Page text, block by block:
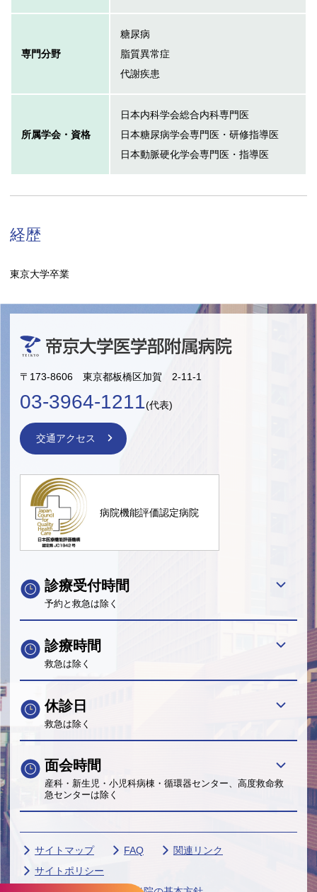
専門分野
糖尿病
脂質異常症
代謝疾患
所属学会・資格
日本内科学会総合内科専門医
日本糖尿病学会専門医・研修指導医
日本動脈硬化学会専門医・指導医
経歴
東京大学卒業
〒173-8606 東京都板橋区加賀 2-11-1
03-3964-1211(代表)
交通アクセス
病院機能評価認定病院
診療受付時間
予約と救急は除く
診療時間
救急は除く
休診日
救急は除く
面会時間
産科・新生児・小児科病棟・循環器センター、高度救命救
急センターは除く
サイトマップ FAQ
関連リンク
サイトポリシー